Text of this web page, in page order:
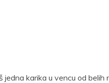
karika u vencu od belih